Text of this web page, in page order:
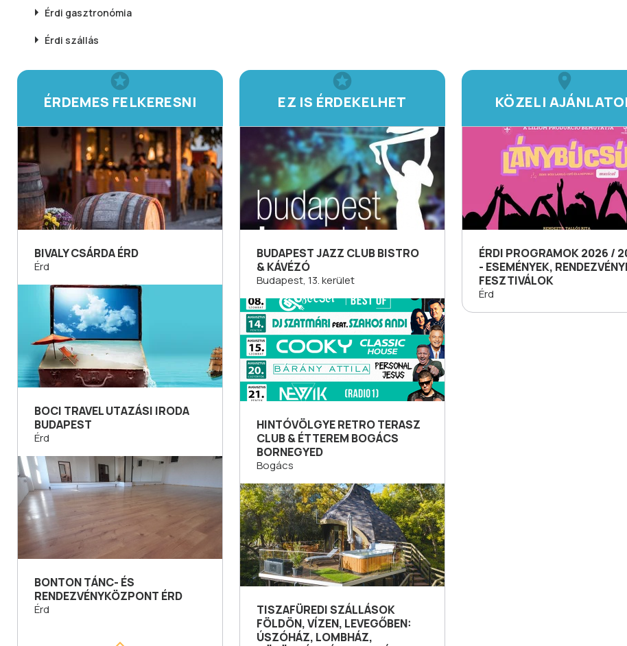
Érdi gasztronómia
Érdi szállás
ÉRDEMES FELKERESNI
BIVALY CSÁRDA ÉRD
Érd
BOCI TRAVEL UTAZÁSI IRODA
BUDAPEST
Érd
BONTON TÁNC- ÉS
RENDEZVÉNYKÖZPONT ÉRD
Érd
EZ IS ÉRDEKELHET
BUDAPEST JAZZ CLUB BISTRO
& KÁVÉZÓ
Budapest, 13. kerület
HINTÓVÖLGYE RETRO TERASZ
CLUB & ÉTTEREM BOGÁCS
BORNEGYED
Bogács
TISZAFÜREDI SZÁLLÁSOK
FÖLDÖN, VÍZEN, LEVEGŐBEN:
ÚSZÓHÁZ, LOMBHÁZ,
KÖZELI
ÉRDI PROGRAMOK 2026 /
- ESEMÉNYEK,
FESZTIVÁLOK
Érd